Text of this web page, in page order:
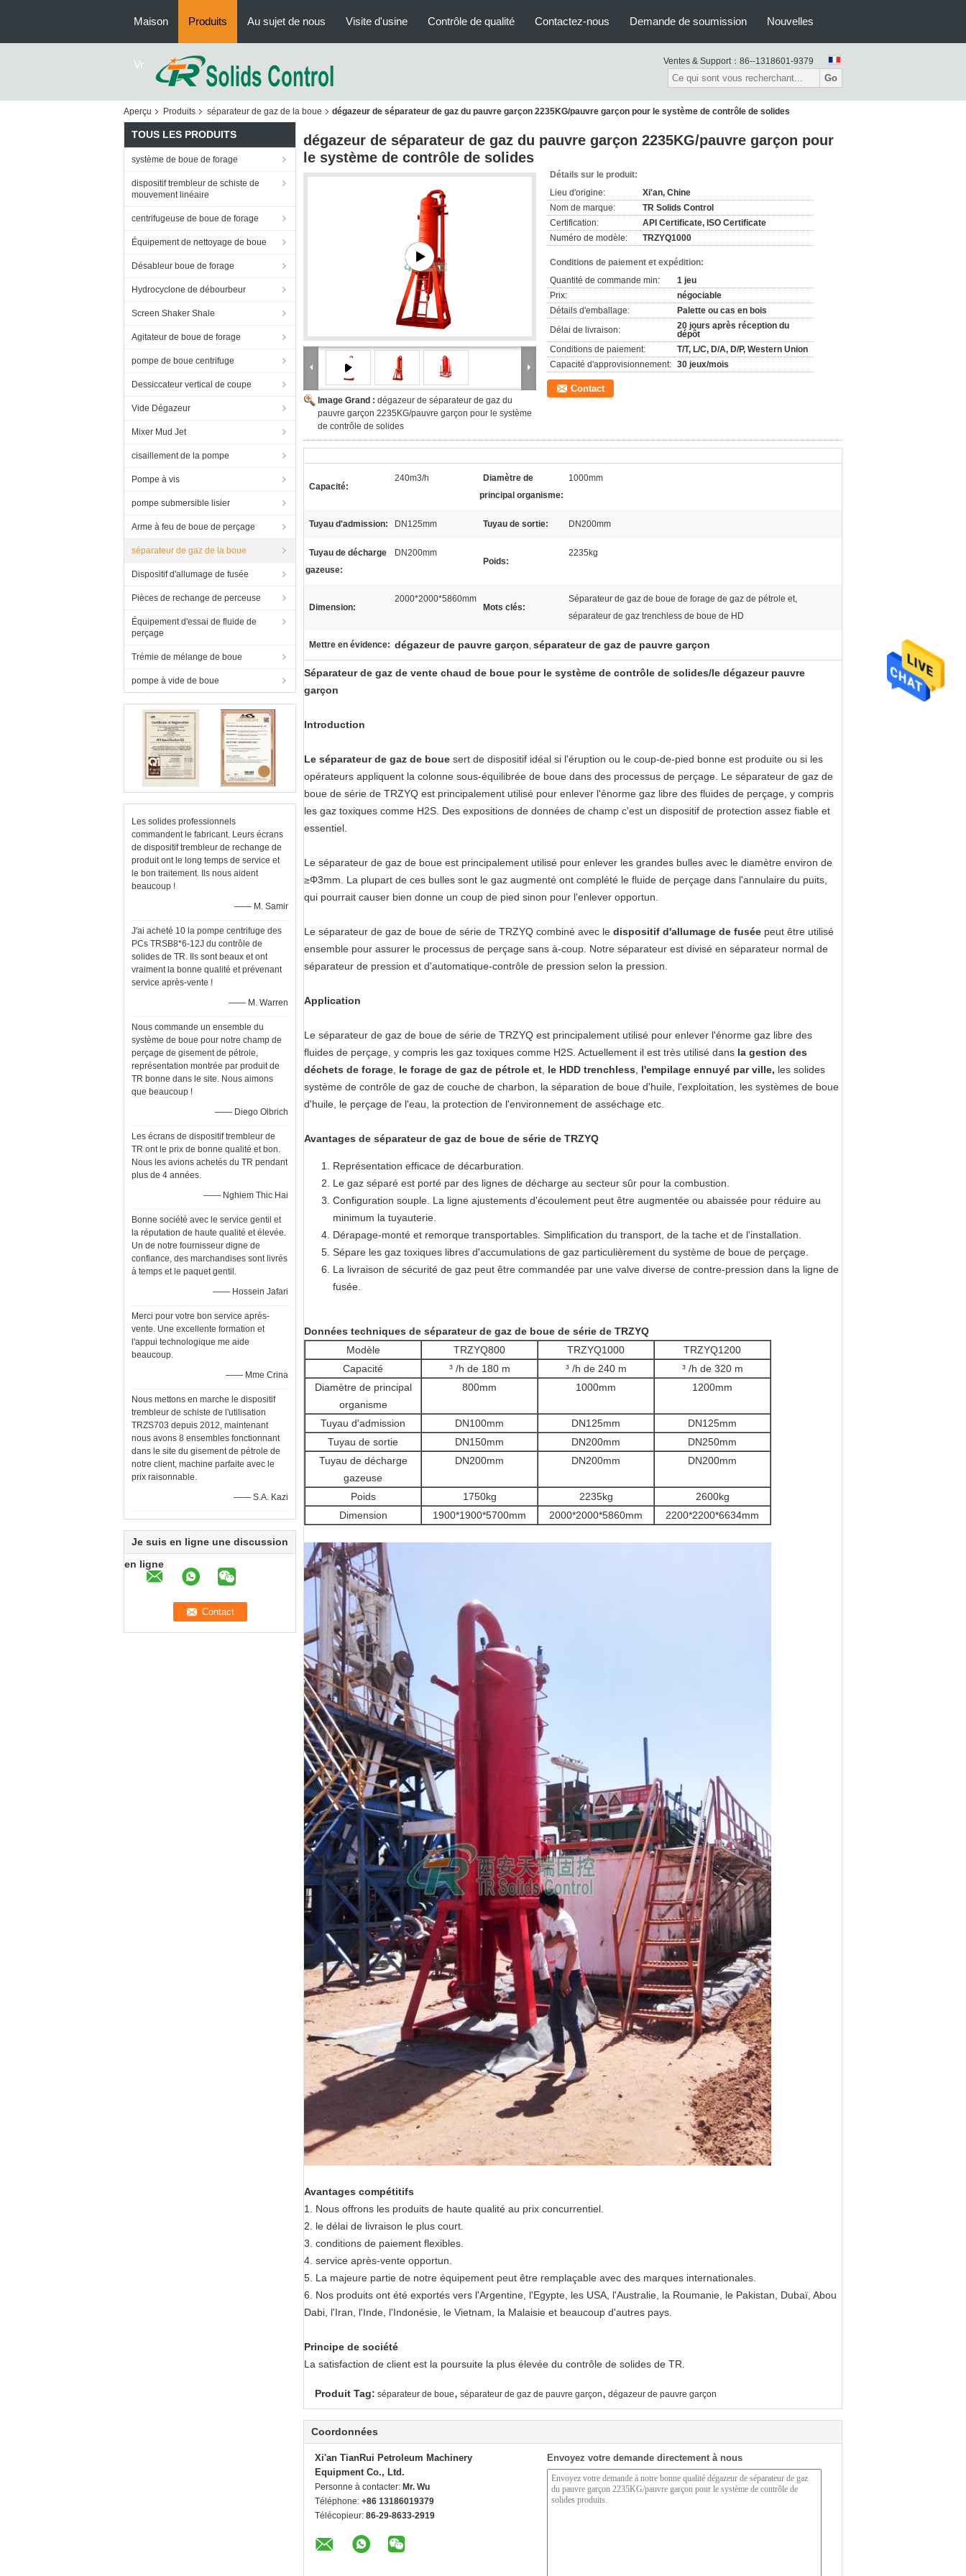
Maison Produits Au sujet de nous Visite d'usine Contrôle de qualité Contactez-nous Demande de soumission Nouvelles
Vr Ventes & Support： 86--1318601-9379
Go
Aperçu Produits séparateur de gaz de la boue dégazeur de séparateur de gaz du pauvre garçon 2235KG/pauvre garçon pour le système de contrôle de solides
TOUS LES PRODUITS
système de boue de forage
dispositif trembleur de schiste de
mouvement linéaire
centrifugeuse de boue de forage
Équipement de nettoyage de boue
Désableur boue de forage
Hydrocyclone de débourbeur
Screen Shaker Shale
Agitateur de boue de forage
pompe de boue centrifuge
Dessiccateur vertical de coupe
Vide Dégazeur
Mixer Mud Jet
cisaillement de la pompe
Pompe à vis
pompe submersible lisier
Arme à feu de boue de perçage
séparateur de gaz de la boue
Dispositif d'allumage de fusée
Pièces de rechange de perceuse
Équipement d'essai de fluide de
perçage
Trémie de mélange de boue
pompe à vide de boue
Les solides professionnels
commandent le fabricant. Leurs écrans
de dispositif trembleur de rechange de
produit ont le long temps de service et
le bon traitement. Ils nous aident
beaucoup !
—— M. Samir
J'ai acheté 10 la pompe centrifuge des
PCs TRSB8*6-12J du contrôle de
solides de TR. Ils sont beaux et ont
vraiment la bonne qualité et prévenant
service après-vente !
—— M. Warren
Nous commande un ensemble du
système de boue pour notre champ de
perçage de gisement de pétrole,
représentation montrée par produit de
TR bonne dans le site. Nous aimons
que beaucoup !
—— Diego Olbrich
Les écrans de dispositif trembleur de
TR ont le prix de bonne qualité et bon.
Nous les avions achetés du TR pendant
plus de 4 années.
—— Nghiem Thic Hai
Bonne société avec le service gentil et
la réputation de haute qualité et élevée.
Un de notre fournisseur digne de
confiance, des marchandises sont livrés
à temps et le paquet gentil.
—— Hossein Jafari
Merci pour votre bon service après-
vente. Une excellente formation et
l'appui technologique me aide
beaucoup.
—— Mme Crina
Nous mettons en marche le dispositif
trembleur de schiste de l'utilisation
TRZS703 depuis 2012, maintenant
nous avons 8 ensembles fonctionnant
dans le site du gisement de pétrole de
notre client, machine parfaite avec le
prix raisonnable.
—— S.A. Kazi
Je suis en ligne une discussion
en ligne
dégazeur de séparateur de gaz du pauvre garçon 2235KG/pauvre garçon pour
le système de contrôle de solides
Image Grand : dégazeur de séparateur de gaz du
pauvre garçon 2235KG/pauvre garçon pour le système
de contrôle de solides
Détails sur le produit:
Lieu d'origine:
Xi'an, Chine
Nom de marque:
TR Solids Control
Certification:
API Certificate, ISO Certificate
Numéro de modèle:
TRZYQ1000
Conditions de paiement et expédition:
Quantité de commande min:
1 jeu
Prix:
négociable
Détails d'emballage:
Palette ou cas en bois
Délai de livraison:
20 jours après réception du
dépôt
Conditions de paiement:
T/T, L/C, D/A, D/P, Western Union
Capacité d'approvisionnement: 30 jeux/mois
Contact
Capacité:
240m3/h
Diamètre de
principal organisme:
1000mm
Tuyau d'admission: DN125mm Tuyau de sortie: DN200mm
Tuyau de décharge
gazeuse:
DN200mm
Poids:
2235kg
Dimension:
2000*2000*5860mm
Mots clés:
Séparateur de gaz de boue de forage de gaz de pétrole et,
séparateur de gaz trenchless de boue de HD
Mettre en évidence: dégazeur de pauvre garçon, séparateur de gaz de pauvre garçon
Séparateur de gaz de vente chaud de boue pour le système de contrôle de solides/le dégazeur pauvre
garçon
Introduction
Le séparateur de gaz de boue sert de dispositif idéal si l'éruption ou le coup-de-pied bonne est produite ou si les
opérateurs appliquent la colonne sous-équilibrée de boue dans des processus de perçage. Le séparateur de gaz de
boue de série de TRZYQ est principalement utilisé pour enlever l'énorme gaz libre des fluides de perçage, y compris
les gaz toxiques comme H2S. Des expositions de données de champ c'est un dispositif de protection assez fiable et
essentiel.
Le séparateur de gaz de boue est principalement utilisé pour enlever les grandes bulles avec le diamètre environ de
≥Φ3mm. La plupart de ces bulles sont le gaz augmenté ont complété le fluide de perçage dans l'annulaire du puits,
qui pourrait causer bien donne un coup de pied sinon pour l'enlever opportun.
Le séparateur de gaz de boue de série de TRZYQ combiné avec le dispositif d'allumage de fusée peut être utilisé
ensemble pour assurer le processus de perçage sans à-coup. Notre séparateur est divisé en séparateur normal de
séparateur de pression et d'automatique-contrôle de pression selon la pression.
Application
Le séparateur de gaz de boue de série de TRZYQ est principalement utilisé pour enlever l'énorme gaz libre des
fluides de perçage, y compris les gaz toxiques comme H2S. Actuellement il est très utilisé dans la gestion des
déchets de forage le forage de gaz de pétrole et le HDD trenchless l'empilage ennuyé par ville, les solides
système de contrôle de gaz de couche de charbon, la séparation de boue d'huile, l'exploitation, les systèmes de boue
d'huile, le perçage de l'eau, la protection de l'environnement de asséchage etc.
Avantages de séparateur de gaz de boue de série de TRZYQ
Représentation efficace de décarburation.
Le gaz séparé est porté par des lignes de décharge au secteur sûr pour la combustion.
Configuration souple. La ligne ajustements d'écoulement peut être augmentée ou abaissée pour réduire au
minimum la tuyauterie.
Dérapage-monté et remorque transportables. Simplification du transport, de la tache et de l'installation.
Sépare les gaz toxiques libres d'accumulations de gaz particulièrement du système de boue de perçage.
La livraison de sécurité de gaz peut être commandée par une valve diverse de contre-pression dans la ligne de
fusée.
Données techniques de séparateur de gaz de boue de série de TRZYQ
Modèle
TRZYQ800 TRZYQ1000
TRZYQ1200
Capacité
³ /h de 180 m ³ /h de 240 m
³ /h de 320 m
Diamètre de principal
organisme
800mm 1000mm 1200mm
Tuyau d'admission DN100mm DN125mm
DN125mm
Tuyau de sortie
DN150mm DN200mm
DN250mm
Tuyau de décharge
gazeuse
DN200mm DN200mm DN200mm
Poids 1750kg 2235kg
2600kg
Dimension
1900*1900*5700mm 2000*2000*5860mm 2200*2200*6634mm
Avantages compétitifs
1. Nous offrons les produits de haute qualité au prix concurrentiel.
2. le délai de livraison le plus court.
3. conditions de paiement flexibles.
4. service après-vente opportun.
5. La majeure partie de notre équipement peut être remplaçable avec des marques internationales.
6. Nos produits ont été exportés vers l'Argentine, l'Egypte, les USA, l'Australie, la Roumanie, le Pakistan, Dubaï, Abou
Dabi, l'Iran, l'Inde, l'Indonésie, le Vietnam, la Malaisie et beaucoup d'autres pays.
Principe de société
La satisfaction de client est la poursuite la plus élevée du contrôle de solides de TR.
Produit Tag: séparateur de boue, séparateur de gaz de pauvre garçon, dégazeur de pauvre garçon
Coordonnées
Xi'an TianRui Petroleum Machinery
Equipment Co., Ltd.
Personne à contacter: Mr. Wu
Téléphone: +86 13186019379
Télécopieur: 86-29-8633-2919
Envoyez votre demande directement à nous